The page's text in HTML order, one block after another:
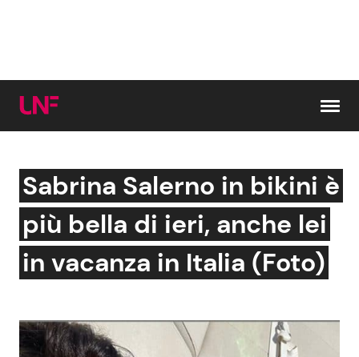
Cerca:
News e Cronaca
Attualità Italiana
Dal Mondo
Gossip e TV
Bellezze VIP
Coppie VIP
Sabrina Salerno in bikini è
più bella di ieri, anche lei
in vacanza in Italia (Foto)